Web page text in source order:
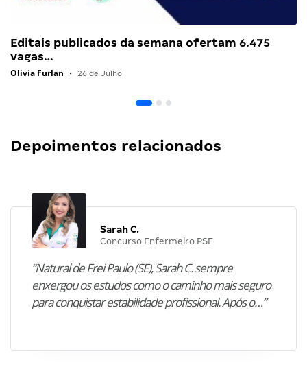
Editais publicados da semana ofertam 6.475
vagas…
Olivia Furlan • 26 de Julho
Depoimentos relacionados
Sarah C.
Concurso Enfermeiro PSF
“Natural de Frei Paulo (SE), Sarah C. sempre
enxergou os estudos como o caminho mais seguro
para conquistar estabilidade profissional. Após o…”